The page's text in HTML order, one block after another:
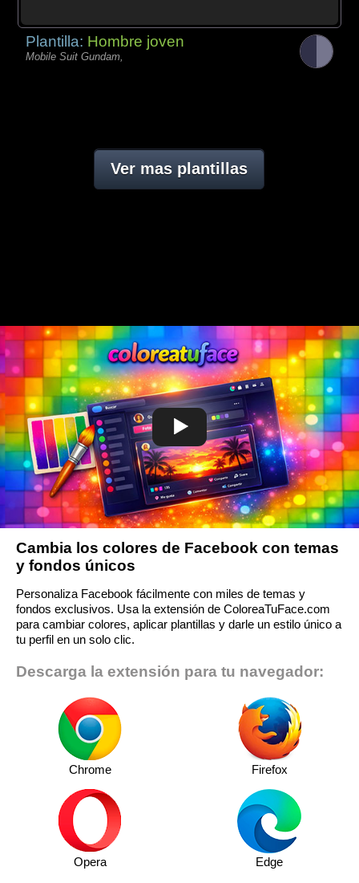
Plantilla: Hombre joven
Mobile Suit Gundam,
Ver mas plantillas
Cambia los colores de Facebook con temas
y fondos únicos
Personaliza Facebook fácilmente con miles de temas y
fondos exclusivos. Usa la extensión de ColoreaTuFace.com
para cambiar colores, aplicar plantillas y darle un estilo único a
tu perfil en un solo clic.
Descarga la extensión para tu navegador:
Chrome Firefox
Opera Edge